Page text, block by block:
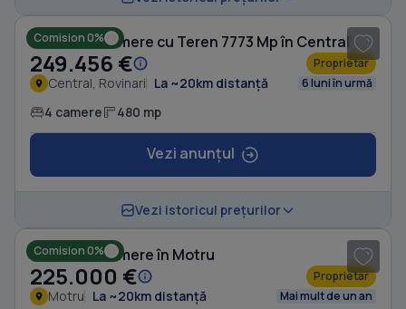
Comision 0%
Casă cu 4 camere cu Teren 7773 Mp în Central
249.456 € Proprietar
Central, Rovinari La ~20km distanță 6 luni în urmă
4 camere 480 mp
Vezi anunțul
Vezi istoricul prețurilor
Comision 0%
Casă cu 6 camere în Motru
225.000 € Proprietar
Motru La ~20km distanță Mai mult de un an